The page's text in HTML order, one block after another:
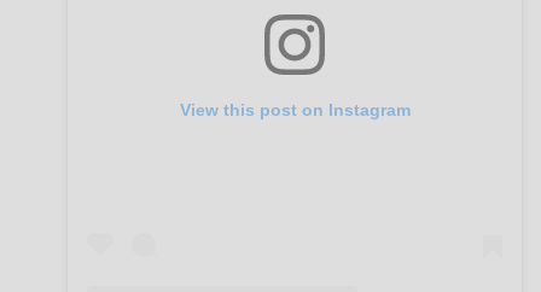
View this post on Instagram